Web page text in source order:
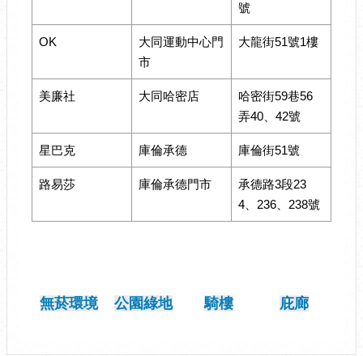
號
OK
大同運動中心門
市
大龍街51號1樓
美廉社 大同哈密店
哈密街59巷56
弄40、42號
星巴克 庫倫承德 庫倫街51號
路易莎 庫倫承德門市
承德路3段23
4、236、238號
無菸環境 公園綠地 騎樓 庇廊